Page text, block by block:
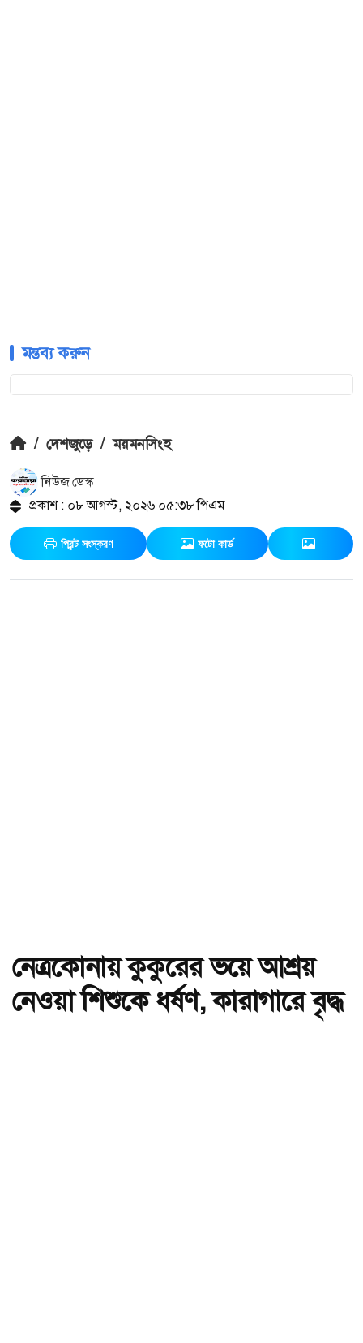
মন্তব্য করুন
/ দেশজুড়ে / ময়মনসিংহ
নিউজ ডেস্ক
প্রকাশ : ০৮ আগস্ট, ২০২৬ ০৫:৩৮ পিএম
প্রিন্ট সংস্করণ ফটো কার্ড
নেত্রকোনায় কুকুরের ভয়ে আশ্রয়
নেওয়া শিশুকে ধর্ষণ, কারাগারে বৃদ্ধ